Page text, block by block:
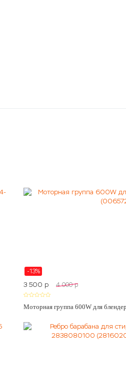
-13%
3 500 p 4 000 p
Моторная группа 600W для